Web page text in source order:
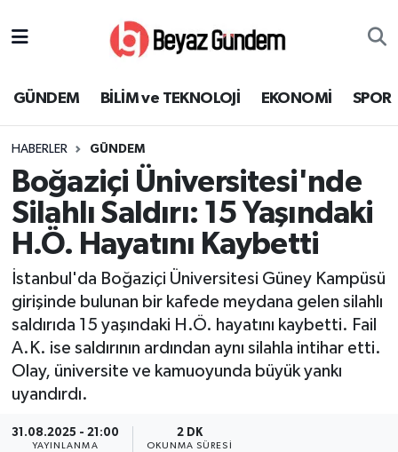
GÜNDEM BİLİM ve TEKNOLOJİ EKONOMİ SPOR
HABERLER GÜNDEM
Boğaziçi Üniversitesi'nde
Silahlı Saldırı: 15 Yaşındaki
H.Ö. Hayatını Kaybetti
İstanbul'da Boğaziçi Üniversitesi Güney Kampüsü
girişinde bulunan bir kafede meydana gelen silahlı
saldırıda 15 yaşındaki H.Ö. hayatını kaybetti. Fail
A.K. ise saldırının ardından aynı silahla intihar etti.
Olay, üniversite ve kamuoyunda büyük yankı
uyandırdı.
31.08.2025 - 21:00
YAYINLANMA
2 DK
OKUNMA SÜRESI
EKONOMİ
SPOR
SAĞLIK
EĞİTİM
KÜLTÜR SANAT
MAGAZİN
YEREL
Süper Lig Puan Durumu ve Fikstür
Tüm Manşetler
Son Dakika Haberleri
Haber Arşivi